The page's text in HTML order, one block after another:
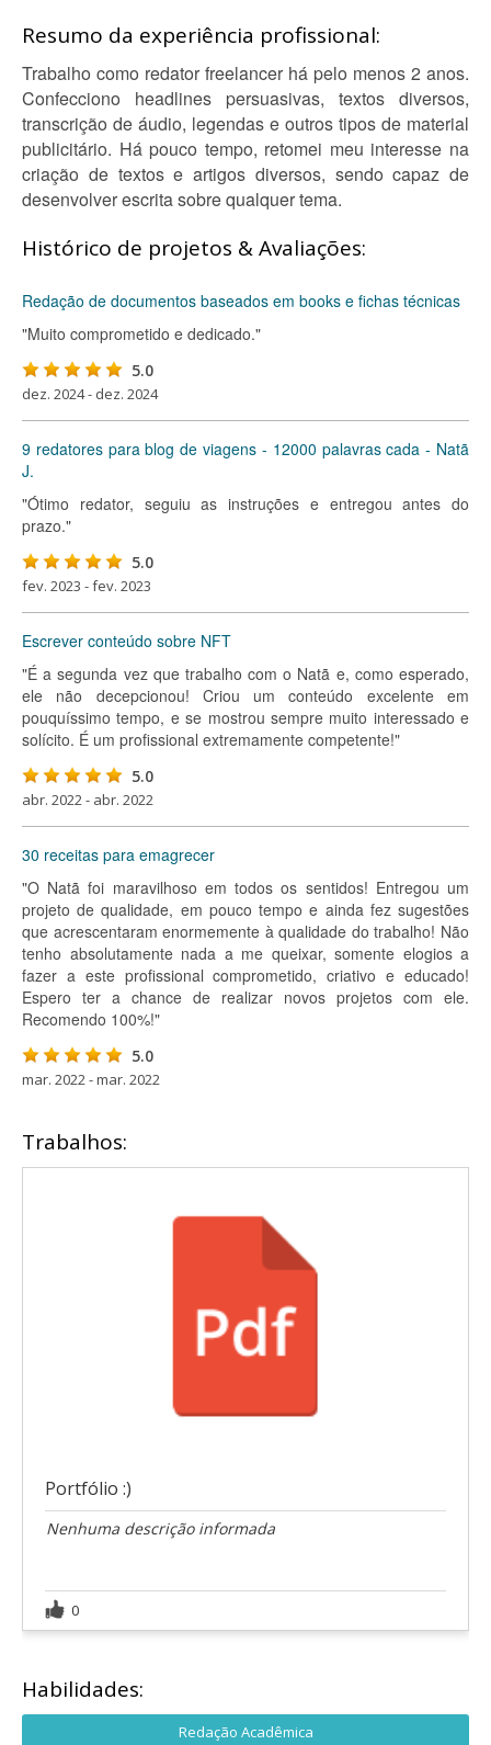
Resumo da experiência profissional:
Trabalho como redator freelancer há pelo menos 2 anos.
Confecciono headlines persuasivas, textos diversos,
transcrição de áudio, legendas e outros tipos de material
publicitário. Há pouco tempo, retomei meu interesse na
criação de textos e artigos diversos, sendo capaz de
desenvolver escrita sobre qualquer tema.
Histórico de projetos & Avaliações:
Redação de documentos baseados em books e fichas técnicas
"Muito comprometido e dedicado."
5.0
dez. 2024 - dez. 2024
9 redatores para blog de viagens - 12000 palavras cada - Natã
J.
"Ótimo redator, seguiu as instruções e entregou antes do
prazo."
5.0
fev. 2023 - fev. 2023
Escrever conteúdo sobre NFT
"É a segunda vez que trabalho com o Natã e, como esperado,
ele não decepcionou! Criou um conteúdo excelente em
pouquíssimo tempo, e se mostrou sempre muito interessado e
solícito. É um profissional extremamente competente!"
5.0
abr. 2022 - abr. 2022
30 receitas para emagrecer
"O Natã foi maravilhoso em todos os sentidos! Entregou um
projeto de qualidade, em pouco tempo e ainda fez sugestões
que acrescentaram enormemente à qualidade do trabalho! Não
tenho absolutamente nada a me queixar, somente elogios a
fazer a este profissional comprometido, criativo e educado!
Espero ter a chance de realizar novos projetos com ele.
Recomendo 100%!"
5.0
mar. 2022 - mar. 2022
Trabalhos:
Portfólio :)
Nenhuma descrição informada
0
Habilidades:
Redação Acadêmica